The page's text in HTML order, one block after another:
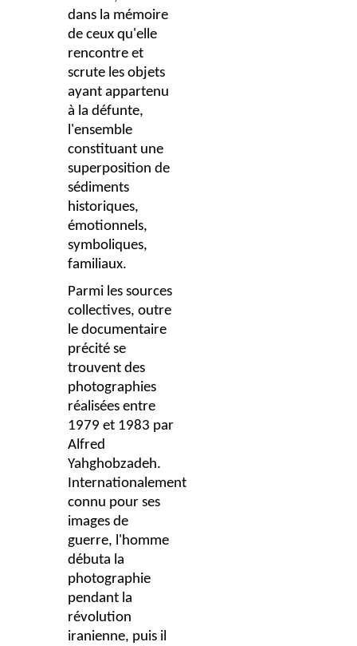
dans la mémoire
de ceux qu'elle
rencontre et
scrute les objets
ayant appartenu
à la défunte,
l'ensemble
constituant une
superposition de
sédiments
historiques,
émotionnels,
symboliques,
familiaux.
Parmi les sources
collectives, outre
le documentaire
précité se
trouvent des
photographies
réalisées entre
1979 et 1983 par
Alfred
Yahghobzadeh.
Internationalement
connu pour ses
images de
guerre, l'homme
débuta la
photographie
pendant la
révolution
iranienne, puis il